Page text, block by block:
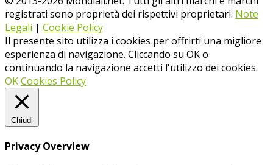
registrati sono proprietà dei rispettivi proprietari. Note
Legali | Cookie Policy
Il presente sito utilizza i cookies per offrirti una migliore
esperienza di navigazione. Cliccando su OK o
continuando la navigazione accetti l'utilizzo dei cookies.
OKCookies Policy
Chiudi
Privacy Overview